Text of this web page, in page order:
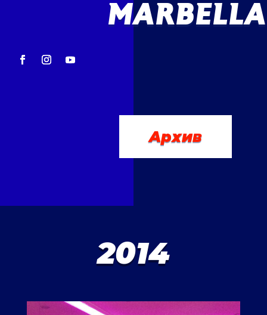
MARBELLA
Aрхив
2014